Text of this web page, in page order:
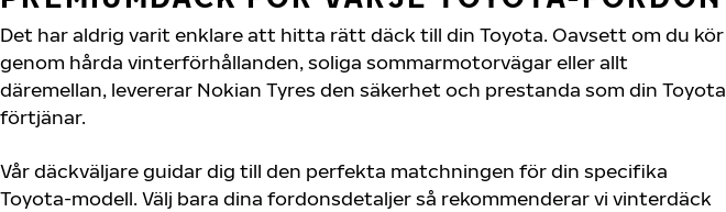
Det har aldrig varit enklare att hitta rätt däck till din Toyota. Oavsett om du kör
genom hårda vinterförhållanden, soliga sommarmotorvägar eller allt
däremellan, levererar Nokian Tyres den säkerhet och prestanda som din Toyota
förtjänar.
Vår däckväljare guidar dig till den perfekta matchningen för din specifika
Toyota-modell. Välj bara dina fordonsdetaljer så rekommenderar vi vinterdäck